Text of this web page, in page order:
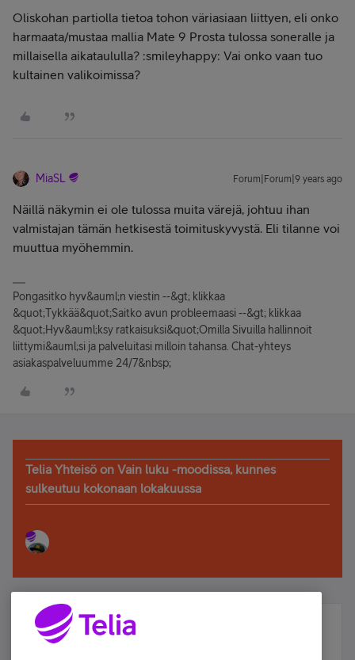
Oliskohan partiolla tietoa tohon väriasiaan liittyen, eli onko
harmaata/mustaa mallia Mate 9 Prosta tulossa soneralle ja
millaisella aikataululla? :smileyhappy: Vai onko vaan tuo
kultainen valikoimissa?
MiaSL Forum|Forum|9 years ago
Näillä näkymin ei ole tulossa muita värejä, johtuu ihan
valmistajan tämän hetkisestä toimituskyvystä. Eli tilanne voi
muuttua myöhemmin.
Pongasitko hyv&auml;n viestin --&gt; klikkaa
&quot;Tykkää&quot;Saitko avun probleemaasi --&gt; klikkaa
&quot;Hyv&auml;ksy ratkaisuksi&quot;Omilla Sivuilla hallinnoit
liittymi&auml;si ja palveluitasi milloin tahansa. Chat-yhteys
asiakaspalveluumme 24/7&nbsp;
Telia Yhteisö on Vain luku -moodissa, kunnes
sulkeutuu kokonaan lokakuussa
Älä jää paitsi – osallistu ja voita!